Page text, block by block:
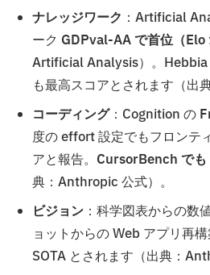
ナレッジワーク ：Artificial
ーク GDPval-AA で首位（Elo
Artificial Analysis）。Hebbia
も最高スコアとされます（出
コーディング：Cognition の
度の effort 設定でもフロンテ
アと報告。 CursorBench でも
典：Anthropic 公式）。
ビジョン ：科学図表からの数
ョットからの Web アプリ再
SOTA とされます（出典：